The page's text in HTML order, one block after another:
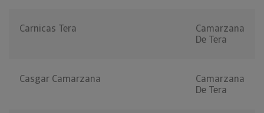
Carnicas Tera
Camarzana
De Tera
Casgar Camarzana
Camarzana
De Tera